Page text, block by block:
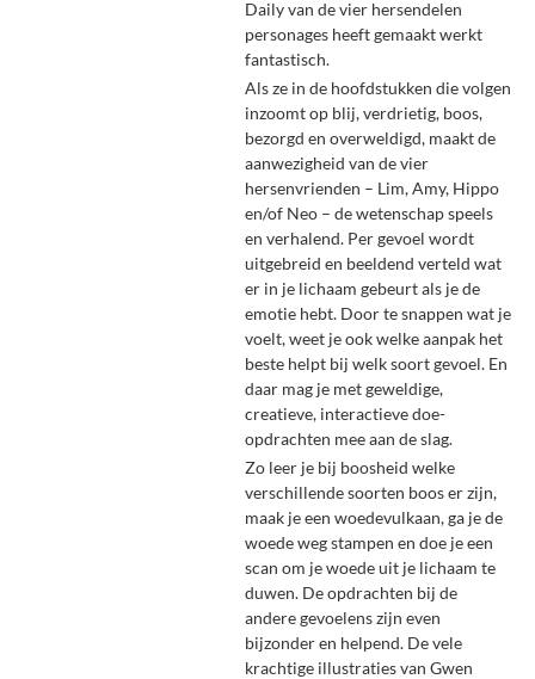
Daily van de vier hersendelen
personages heeft gemaakt werkt
fantastisch.
Als ze in de hoofdstukken die volgen
inzoomt op blij, verdrietig, boos,
bezorgd en overweldigd, maakt de
aanwezigheid van de vier
hersenvrienden – Lim, Amy, Hippo
en/of Neo – de wetenschap speels
en verhalend. Per gevoel wordt
uitgebreid en beeldend verteld wat
er in je lichaam gebeurt als je de
emotie hebt. Door te snappen wat je
voelt, weet je ook welke aanpak het
beste helpt bij welk soort gevoel. En
daar mag je met geweldige,
creatieve, interactieve doe-
opdrachten mee aan de slag.
Zo leer je bij boosheid welke
verschillende soorten boos er zijn,
maak je een woedevulkaan, ga je de
woede weg stampen en doe je een
scan om je woede uit je lichaam te
duwen. De opdrachten bij de
andere gevoelens zijn even
bijzonder en helpend. De vele
krachtige illustraties van Gwen